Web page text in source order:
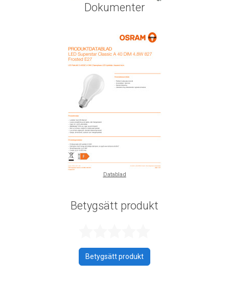
Dokumenter
Datablad
Betygsätt produkt
Betygsätt produkt